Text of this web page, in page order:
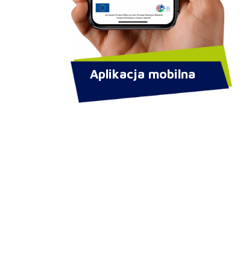
Aplikacja mobilna